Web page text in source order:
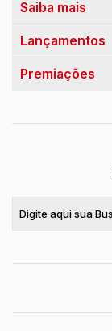
Saiba mais
Lançamentos
Premiações